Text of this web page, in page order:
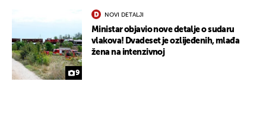
9
NOVI DETALJI
Ministar objavio nove detalje o sudaru
vlakova! Dvadeset je ozlijeđenih, mlađa
žena na intenzivnoj